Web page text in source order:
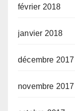
février 2018
janvier 2018
décembre 2017
novembre 2017